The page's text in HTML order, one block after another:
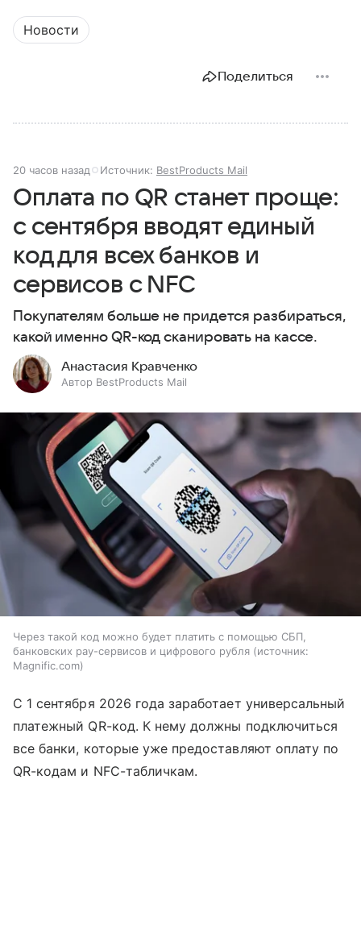
Новости
Поделиться
20 часов назад Источник: BestProducts Mail
Оплата по QR станет проще:
с сентября вводят единый
код для всех банков и
сервисов с NFC
Покупателям больше не придется разбираться,
какой именно QR-код сканировать на кассе.
Анастасия Кравченко
Автор BestProducts Mail
Через такой код можно будет платить с помощью СБП,
банковских pay-сервисов и цифрового рубля
источник:
Magnific.com
С 1 сентября 2026 года заработает универсальный
платежный QR-код. К нему должны подключиться
все банки, которые уже предоставляют оплату по
QR-кодам и NFC-табличкам.